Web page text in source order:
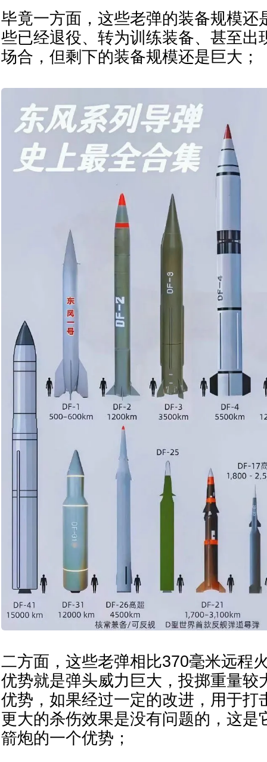
毕竟一方面，这些老弹的装备规模还
些已经退役、转为训练装备、甚至出
场合，但剩下的装备规模还是巨大；
二方面，这些老弹相比370毫米远程
优势就是弹头威力巨大，投掷重量较
优势，如果经过一定的改进，用于打
更大的杀伤效果是没有问题的，这是
箭炮的一个优势；